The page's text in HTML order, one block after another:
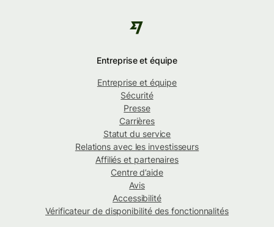
Entreprise et équipe
Entreprise et équipe
Sécurité
Presse
Carrières
Statut du service
Relations avec les investisseurs
Affiliés et partenaires
Centre d’aide
Avis
Accessibilité
Vérificateur de disponibilité des fonctionnalités